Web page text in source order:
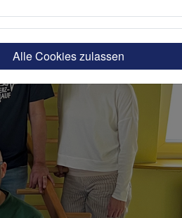
Alle Cookies zulassen